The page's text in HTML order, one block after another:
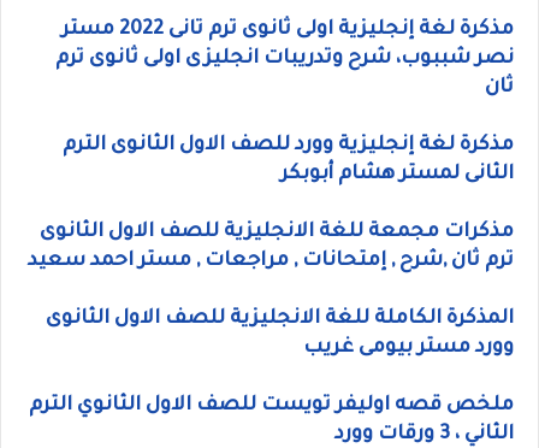
مذكرة لغة إنجليزية اولى ثانوى ترم تانى 2022 مستر
نصر شببوب، شرح وتدريبات انجليزى اولى ثانوى ترم
ثان
مذكرة لغة إنجليزية وورد للصف الاول الثانوى الترم
الثانى لمستر هشام أبوبكر
مذكرات مجمعة للغة الانجليزية للصف الاول الثانوى
ترم ثان ,شرح , إمتحانات , مراجعات , مستر احمد سعيد
المذكرة الكاملة للغة الانجليزية للصف الاول الثانوى
وورد مستر بيومى غريب
ملخص قصه اوليفر تويست للصف الاول الثانوي الترم
الثاني ، 3 ورقات وورد